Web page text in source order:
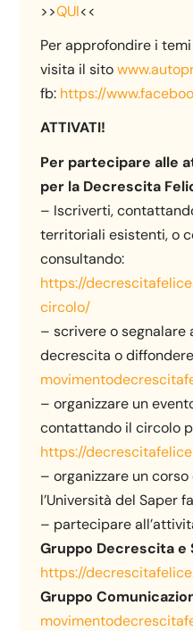
>>QUI<<
Per approfondire i
visita il sito
fb: https://
ATTIVATI!
Per partecipare alle
per la Decrescita
– Iscriverti,
territoriali esistenti, o
consultando:
https://
circolo/
– scrivere o
decrescita o
– organizzare un
contattando il circolo
https://
– organizzare un
l’Università del Saper
– partecipare
Gruppo Decrescita e
https://
Gruppo